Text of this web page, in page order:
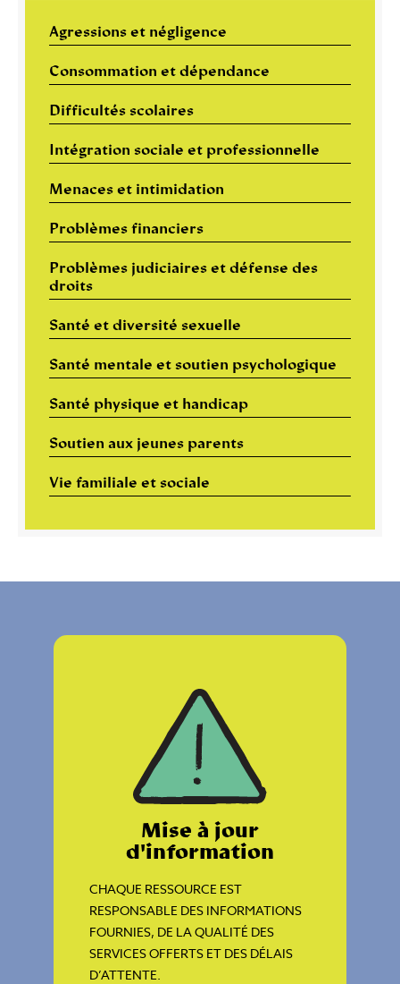
Agressions et négligence
Consommation et dépendance
Difficultés scolaires
Intégration sociale et professionnelle
Menaces et intimidation
Problèmes financiers
Problèmes judiciaires et défense des
droits
Santé et diversité sexuelle
Santé mentale et soutien psychologique
Santé physique et handicap
Soutien aux jeunes parents
Vie familiale et sociale
Mise à jour
d'information
CHAQUE RESSOURCE EST
RESPONSABLE DES INFORMATIONS
FOURNIES, DE LA QUALITÉ DES
SERVICES OFFERTS ET DES DÉLAIS
D’ATTENTE.